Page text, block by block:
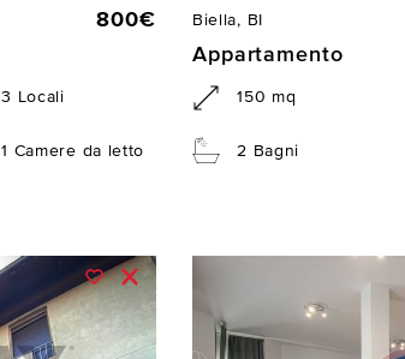
800€
3 Locali
1 Camere da letto
Biella, BI
Appartamento
150 mq
2 Bagni